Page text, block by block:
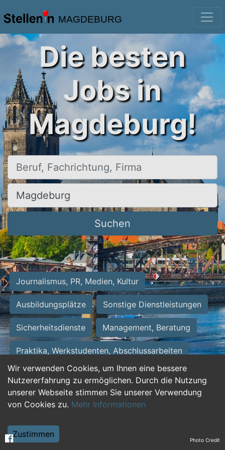
MAGDEBURG
Wir verwenden Cookies, um Ihnen eine bessere
Nutzererfahrung zu ermöglichen. Durch die Nutzung
unserer Webseite stimmen Sie unserer Verwendung
von Cookies zu. Mehr Informationen
Zustimmen
Die besten
Jobs in
Magdeburg!
Beruf, Fachrichtung, Firma
Ort, Stadt
Suchen
Journalismus, PR, Medien, Kultur
Ausbildungsplätze Sonstige Dienstleistungen
Sicherheitsdienste Management, Beratung
Praktika, Werkstudenten, Abschlussarbeiten
Personalwesen Assistenz, Sekretariat
Hilfskräfte, Aushilfs- und Nebenjobs
Weiterbildung, Studium, duale Ausbildung Photo Credit